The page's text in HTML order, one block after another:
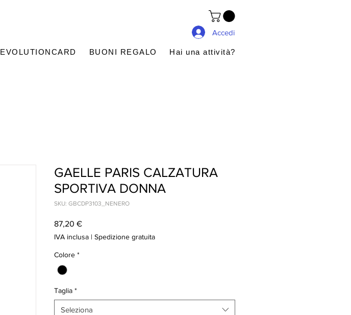
Accedi
EVOLUTIONCARD BUONI REGALO Hai una attività?
GAELLE PARIS CALZATURA
SPORTIVA DONNA
SKU: GBCDP3103_NENERO
87,20 €Prezzo
IVA inclusa | Spedizione gratuita
Colore *
Taglia *
Seleziona